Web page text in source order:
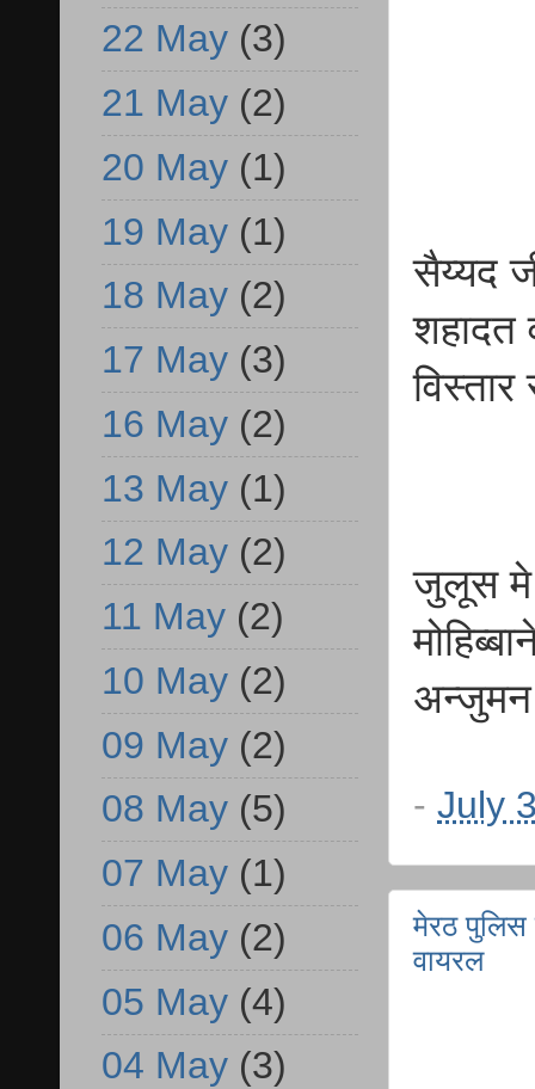
सैय्यद
शहादत
जुलूस मे
अन्जुमन
- July
मेरठ पुलिस
वायरल
22 May (3)
21 May (2)
20 May (1)
19 May (1)
18 May (2)
17 May (3)
16 May (2)
13 May (1)
12 May (2)
11 May (2)
10 May (2)
09 May (2)
08 May (5)
07 May (1)
06 May (2)
05 May (4)
04 May (3)